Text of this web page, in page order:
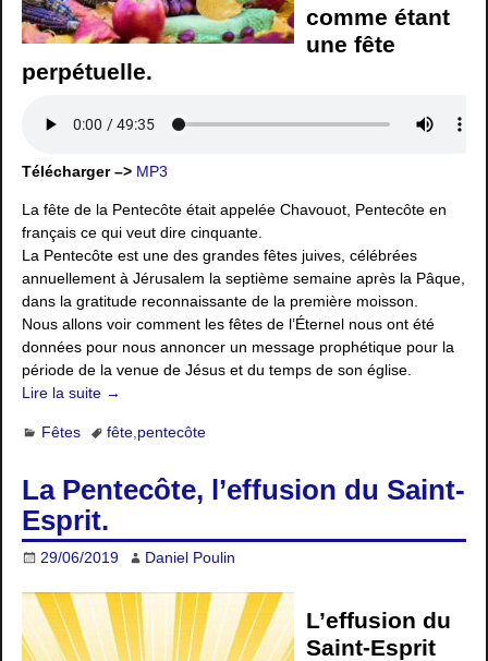
comme étant
une fête
perpétuelle.
Télécharger –> MP3
La fête de la Pentecôte était appelée Chavouot, Pentecôte en
français ce qui veut dire cinquante.
La Pentecôte est une des grandes fêtes juives, célébrées
annuellement à Jérusalem la septième semaine après la Pâque,
dans la gratitude reconnaissante de la première moisson.
Nous allons voir comment les fêtes de l’Éternel nous ont été
données pour nous annoncer un message prophétique pour la
période de la venue de Jésus et du temps de son église.
Lire la suite →
Fêtes fête, pentecôte
La Pentecôte, l’effusion du Saint-
Esprit.
29/06/2019 Daniel Poulin
L’effusion du
Saint-Esprit